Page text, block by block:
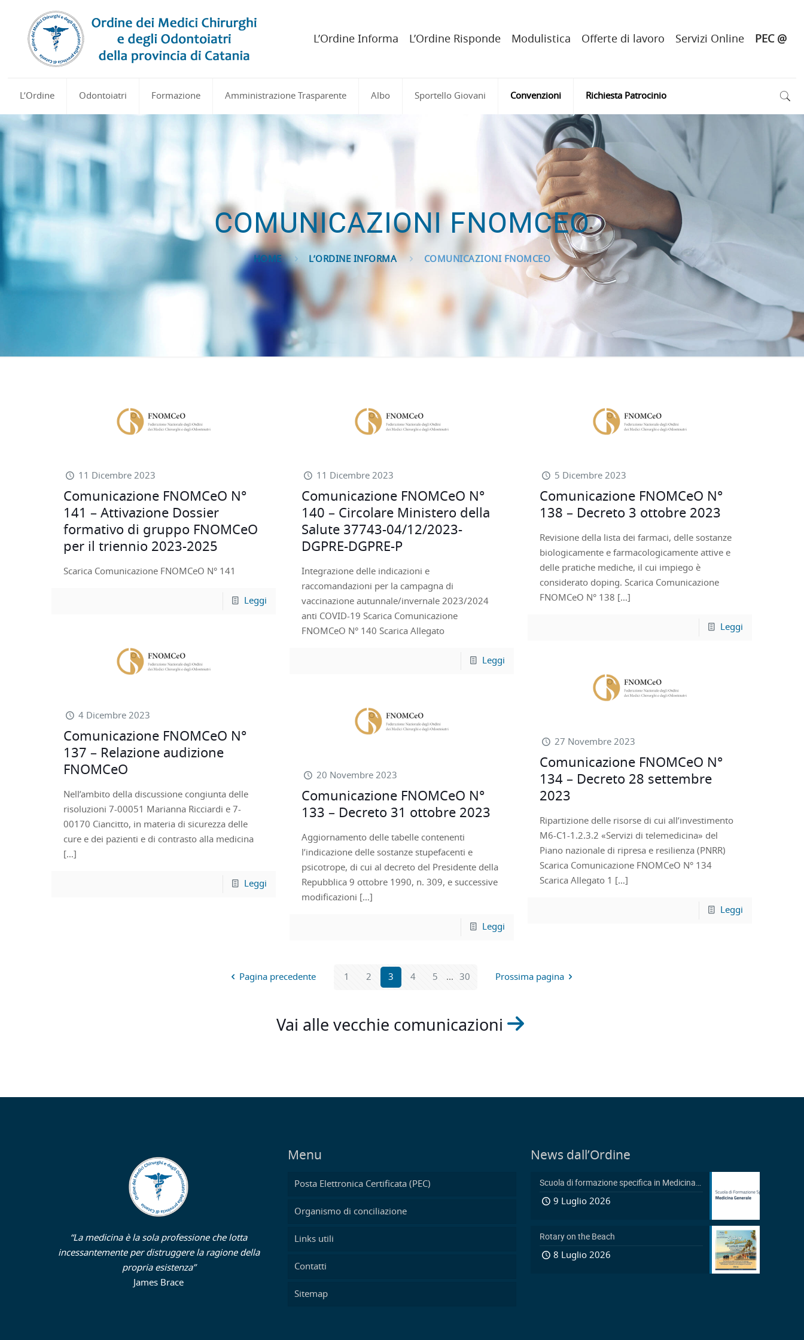
L’Ordine Odontoiatri Formazione Amministrazione Trasparente Albo Sportello Giovani Convenzioni Richiesta Patrocinio
L’Ordine Informa L’Ordine Risponde Modulistica Offerte di lavoro Servizi Online PEC @
COMUNICAZIONI FNOMCEO
HOME L’ORDINE INFORMA COMUNICAZIONI FNOMCEO
11 Dicembre 2023
Comunicazione FNOMCeO N°
141 – Attivazione Dossier
formativo di gruppo FNOMCeO
per il triennio 2023-2025
Scarica Comunicazione FNOMCeO N° 141
Leggi
11 Dicembre 2023
Comunicazione FNOMCeO N°
140 – Circolare Ministero della
Salute 37743-04/12/2023-
DGPRE-DGPRE-P
Integrazione delle indicazioni e
raccomandazioni per la campagna di
vaccinazione autunnale/invernale 2023/2024
anti COVID-19 Scarica Comunicazione
FNOMCeO N° 140 Scarica Allegato
Leggi
5 Dicembre 2023
Comunicazione FNOMCeO N°
138 – Decreto 3 ottobre 2023
Revisione della lista dei farmaci, delle sostanze
biologicamente e farmacologicamente attive e
delle pratiche mediche, il cui impiego è
considerato doping. Scarica Comunicazione
FNOMCeO N° 138 […]
Leggi
4 Dicembre 2023
Comunicazione FNOMCeO N°
137 – Relazione audizione
FNOMCeO
Nell’ambito della discussione congiunta delle
risoluzioni 7-00051 Marianna Ricciardi e 7-
00170 Ciancitto, in materia di sicurezza delle
cure e dei pazienti e di contrasto alla medicina
[…]
Leggi
27 Novembre 2023
Comunicazione FNOMCeO N°
134 – Decreto 28 settembre
2023
Ripartizione delle risorse di cui all’investimento
M6-C1-1.2.3.2 «Servizi di telemedicina» del
Piano nazionale di ripresa e resilienza (PNRR)
Scarica Comunicazione FNOMCeO N° 134
Scarica Allegato 1
[…]
Leggi
20 Novembre 2023
Comunicazione FNOMCeO N°
133 – Decreto 31 ottobre 2023
Aggiornamento delle tabelle contenenti
l’indicazione delle sostanze stupefacenti e
psicotrope, di cui al decreto del Presidente della
Repubblica 9 ottobre 1990, n. 309, e successive
modificazioni […]
Leggi
Pagina precedente 1 2 3 4 5 ... 30 Prossima pagina
Vai alle vecchie comunicazioni
“La medicina è la sola professione che lotta
incessantemente per distruggere la ragione della
propria esistenza”
James Brace
Menu
Posta Elettronica Certificata (PEC)
Organismo di conciliazione
Links utili
Contatti
Sitemap
News dall’Ordine
Scuola di formazione specifica in Medicina Generale 2026-2029: Pubblicazione avviso accesso in sovrannumero legge 401/2000 e avviso accesso degli Ufficiali Medici
9 Luglio 2026
Rotary on the Beach
8 Luglio 2026